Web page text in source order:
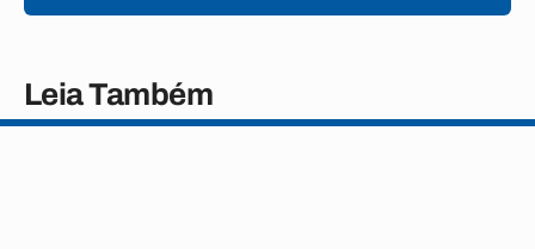
Leia Também